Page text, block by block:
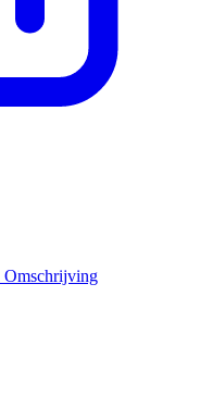
Omschrijving